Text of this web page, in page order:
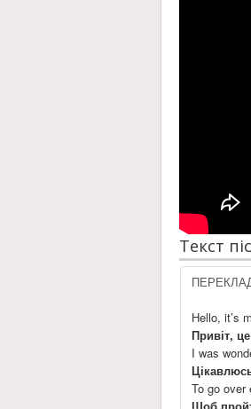
Текст
Hello, it’s
Привіт,
I was
To go over
Щоб